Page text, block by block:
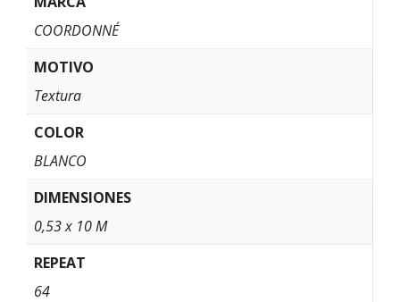
COORDONNÉ
MOTIVO
Textura
COLOR
BLANCO
DIMENSIONES
0,53 x 10 M
REPEAT
64